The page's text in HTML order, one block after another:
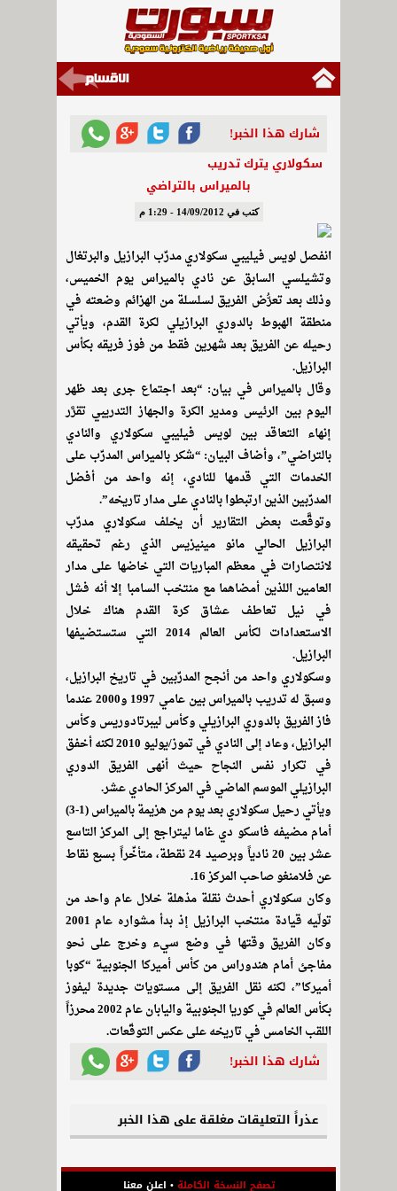
شارك هذا الخبر!
سكولاري يترك تدريب
بالميراس بالتراضي
كتب في 14/09/2012 - 1:29 م
انفصل لويس فيليبي سكولاري مدرِّب البرازيل والبرتغال
وتشيلسي السابق عن نادي بالميراس يوم الخميس،
وذلك بعد تعرُّض الفريق لسلسلة من الهزائم وضعته في
منطقة الهبوط بالدوري البرازيلي لكرة القدم، ويأتي
رحيله عن الفريق بعد شهرين فقط من فوز فريقه بكأس
البرازيل.
وقال بالميراس في بيان: “بعد اجتماع جرى بعد ظهر
اليوم بين الرئيس ومدير الكرة والجهاز التدريبي تقرَّر
إنهاء التعاقد بين لويس فيليبي سكولاري والنادي
بالتراضي”، وأضاف البيان: “شكر بالميراس المدرِّب على
الخدمات التي قدمها للنادي، إنه واحد من أفضل
المدرِّبين الذين ارتبطوا بالنادي على مدار تاريخه”.
وتوقَّعت بعض التقارير أن يخلف سكولاري مدرِّب
البرازيل الحالي مانو مينيزيس الذي رغم تحقيقه
لانتصارات في معظم المباريات التي خاضها على مدار
العامين اللذين أمضاهما مع منتخب السامبا إلا أنه فشل
في نيل تعاطف عشاق كرة القدم هناك خلال
الاستعدادات لكأس العالم 2014 التي ستستضيفها
البرازيل.
وسكولاري واحد من أنجح المدرِّبين في تاريخ البرازيل،
وسبق له تدريب بالميراس بين عامي 1997 و2000 عندما
فاز الفريق بالدوري البرازيلي وكأس ليبرتادوريس وكأس
البرازيل، وعاد إلى النادي في تموز/يوليو 2010 لكنه أخفق
في تكرار نفس النجاح حيث أنهى الفريق الدوري
البرازيلي الموسم الماضي في المركز الحادي عشر.
ويأتي رحيل سكولاري بعد يوم من هزيمة بالميراس (1-3)
أمام مضيفه فاسكو دي غاما ليتراجع إلى المركز التاسع
عشر بين 20 نادياً وبرصيد 24 نقطة، متأخِّراً بسبع نقاط
عن فلامنغو صاحب المركز 16.
وكان سكولاري أحدث نقلة مذهلة خلال عام واحد من
تولّيه قيادة منتخب البرازيل إذ بدأ مشواره عام 2001
وكان الفريق وقتها في وضع سيء وخرج على نحو
مفاجئ أمام هندوراس من كأس أميركا الجنوبية “كوبا
أميركا”، لكنه نقل الفريق إلى مستويات جديدة ليفوز
بكأس العالم في كوريا الجنوبية واليابان عام 2002 محرزاً
اللقب الخامس في تاريخه على عكس التوقّعات.
شارك هذا الخبر!
عذراً التعليقات مغلقة على هذا الخبر
تصفح النسخة الكاملة• اعلن معنا